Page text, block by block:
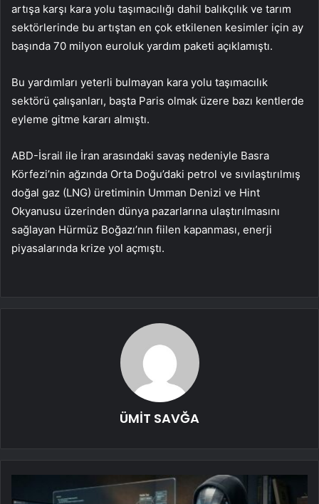
artışa karşı kara yolu taşımacılığı dahil balıkçılık ve tarım
sektörlerinde bu artıştan en çok etkilenen kesimler için ay
başında 70 milyon euroluk yardım paketi açıklamıştı.
Bu yardımları yeterli bulmayan kara yolu taşımacılık
sektörü çalışanları, başta Paris olmak üzere bazı kentlerde
eyleme gitme kararı almıştı.
ABD-İsrail ile İran arasındaki savaş nedeniyle Basra
Körfezi’nin ağzında Orta Doğu’daki petrol ve sıvılaştırılmış
doğal gaz (LNG) üretiminin Umman Denizi ve Hint
Okyanusu üzerinden dünya pazarlarına ulaştırılmasını
sağlayan Hürmüz Boğazı’nın fiilen kapanması, enerji
piyasalarında krize yol açmıştı.
ÜMİT SAVĞA